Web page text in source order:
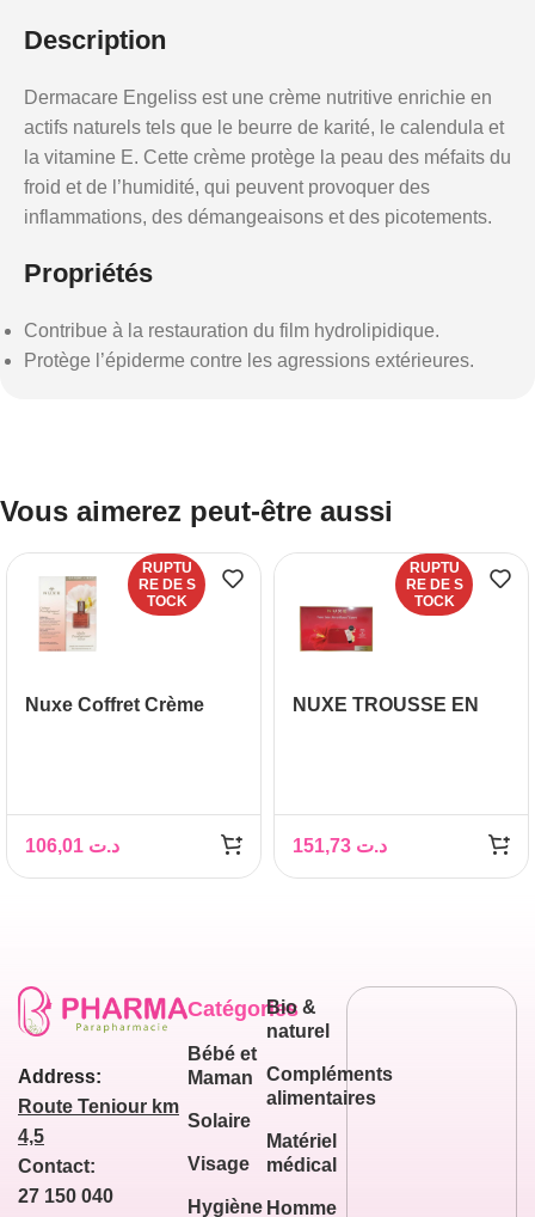
Description
Dermacare Engeliss est une crème nutritive enrichie en
actifs naturels tels que le beurre de karité, le calendula et
la vitamine E. Cette crème protège la peau des méfaits du
froid et de l’humidité, qui peuvent provoquer des
inflammations, des démangeaisons et des picotements.
Propriétés
Contribue à la restauration du film hydrolipidique.
Protège l’épiderme contre les agressions extérieures.
Vous aimerez peut-être aussi
RUPTU
RE DE S
TOCK
Nuxe Coffret Crème
د.ت
RUPTU
RE DE S
TOCK
NUXE TROUSSE EN
ONGLES 50ML
OFFERTSد.ت
Address:
Route Teniour km
4,5
Contact:
27 150 040
Catégories
Bébé et
Maman
Solaire
Visage
Hygiène
Bio &
naturel
Compléments
alimentaires
Matériel
médical
Homme